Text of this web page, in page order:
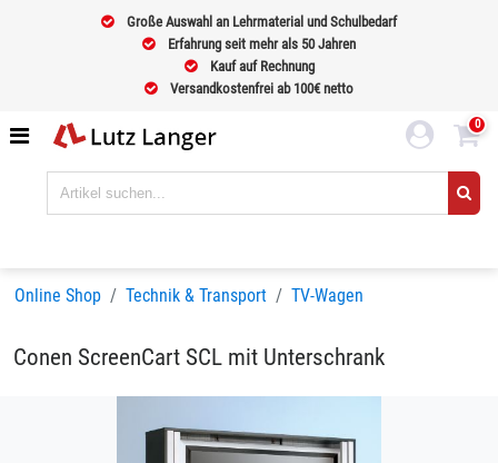
Große Auswahl an Lehrmaterial und Schulbedarf
Erfahrung seit mehr als 50 Jahren
Kauf auf Rechnung
Versandkostenfrei ab 100€ netto
0
Online Shop Technik & Transport TV-Wagen
Conen ScreenCart SCL mit Unterschrank